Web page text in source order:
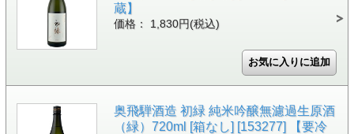
蔵】
価格： 1,830円(税込)
奥飛騨酒造 初緑 純米吟醸無濾過生原酒
（緑）720ml [箱なし] [153277] 【要冷